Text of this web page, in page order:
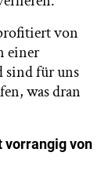
von
einer
sind für uns
was dran
vorrangig von